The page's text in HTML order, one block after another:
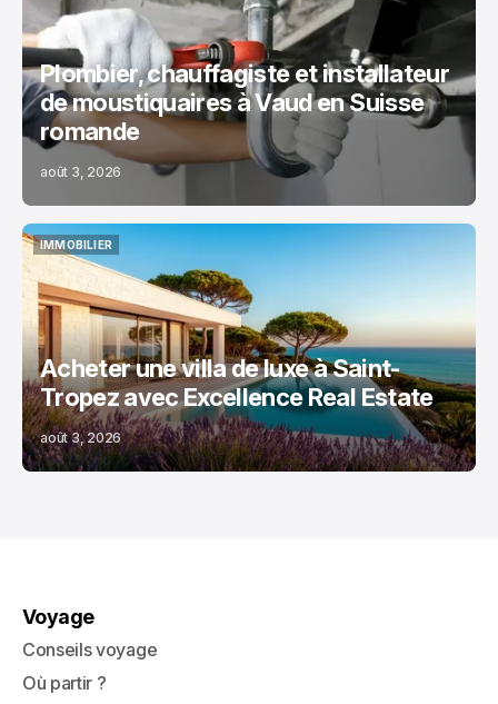
Plombier, chauffagiste et installateur
de moustiquaires à Vaud en Suisse
romande
août 3, 2026
IMMOBILIER
IMMOBILIER
Acheter une villa de luxe à Saint-
Tropez avec Excellence Real Estate
août 3, 2026
Voyage
Conseils voyage
Où partir ?